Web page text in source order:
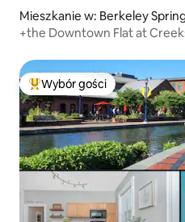
Mieszkanie w: Berkeley
+the Downtown Flat at
Najpopularniejsze z kategorii
Wybór gości